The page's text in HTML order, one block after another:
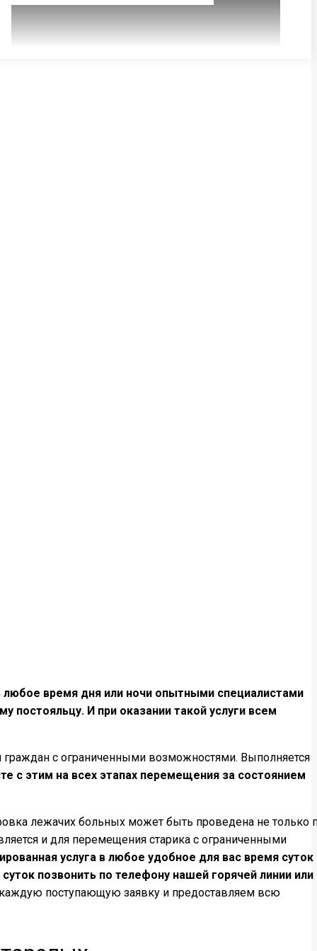
время дня или ночи опытными специалистами
И при оказании такой услуги всем
граждан с ограниченными возможностями. Выполняется
с этим на всех этапах перемещения за состоянием
лежачих больных может быть проведена не только
и для перемещения старика с ограниченными
услуга в любое удобное для вас время суток
позвонить по телефону нашей горячей линии или
поступающую заявку и предоставляем всю